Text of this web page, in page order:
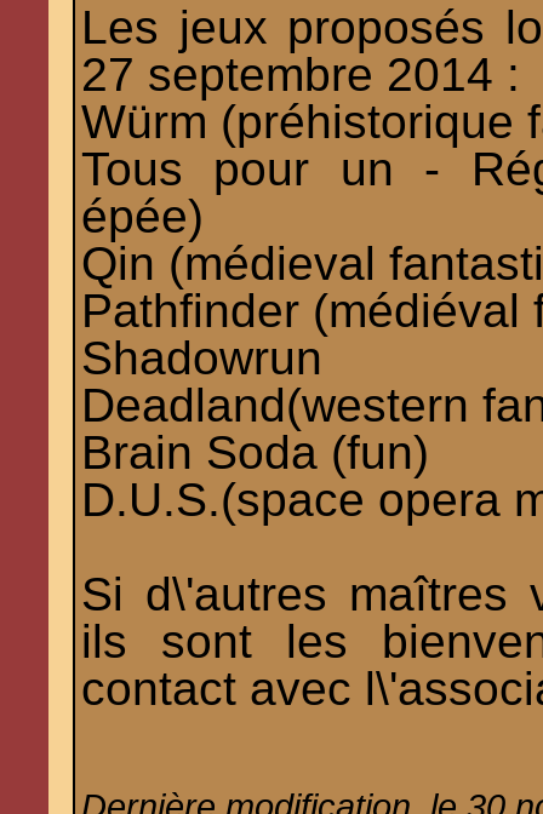
Les jeux proposés
27 septembre 2014 :
Würm (préhistorique
Tous pour un -
épée)
Qin (médieval
Pathfinder (médiéval
Shadowrun
Deadland(western
Brain Soda (fun)
D.U.S.(space opera
Si d\'autres maîtres
ils sont les
contact avec